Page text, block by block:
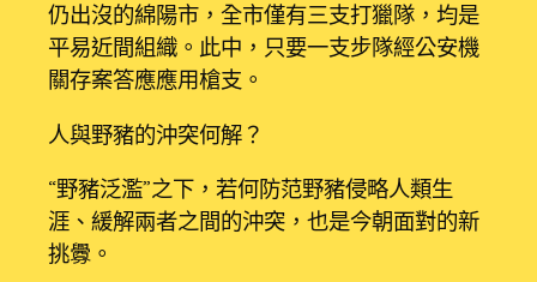
仍出沒的綿陽市，全市僅有三支打獵隊，均是
平易近間組織。此中，只要一支步隊經公安機
關存案答應應用槍支。
人與野豬的沖突何解？
“野豬泛濫”之下，若何防范野豬侵略人類生
涯、緩解兩者之間的沖突，也是今朝面對的新
挑釁。